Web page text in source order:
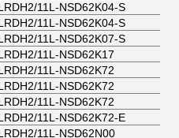
11L-NSD62K04-S
11L-NSD62K04-S
11L-NSD62K07-S
11L-NSD62K17
11L-NSD62K72
11L-NSD62K72
11L-NSD62K72
11L-NSD62K72-E
11L-NSD62N00